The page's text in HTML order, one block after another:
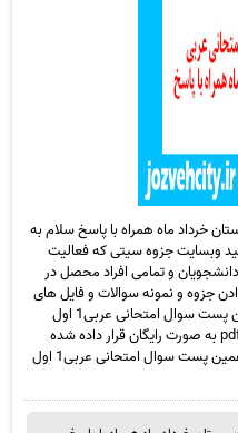
امتحانی عربی1 اول دبیرستان خرداد ماه همراه با پاسخ سلام به
وبسایت جزوه سیتی که فعالیت
و تمامی افراد محصل در
جزوه و نمونه سوالات و فایل های
راهنما قصد کمک به این عزیزان را دارد. در این پست سوال امتحانی عربی1 اول
دبیرستان خرداد ماه همراه با پاسخ به همراه pdf به صورت رایگان قرار داده شده
است. شما عزیزان میتونید از قسمت پایین همین پست سوال امتحانی عربی1 اول